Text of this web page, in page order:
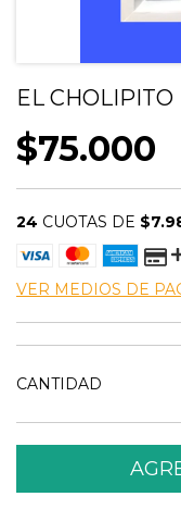
EL CHOLIPITO
$75.000
24 CUOTAS DE
VER MEDIOS DE
CANTIDAD